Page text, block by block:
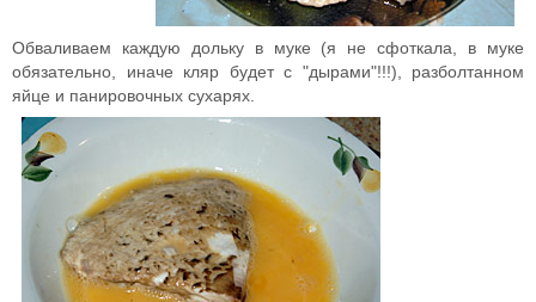
Обваливаем каждую дольку в муке (я не сфоткала, в муке
обязательно, иначе кляр будет с "дырами"!!!), разболтанном
яйце и панировочных сухарях